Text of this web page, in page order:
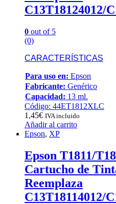
C13T18124012/
0 out of 5
(0)
CARACTERÍSTICAS
Para uso en: Epson
Fabricante: Genérico
Capacidad: 13 ml.
Código: 44ET1812XLC
1,45€ IVA incluido
Añadir al carrito
Epson, XP
Epson T1811/
Cartucho de
Reemplaza
C13T18114012/